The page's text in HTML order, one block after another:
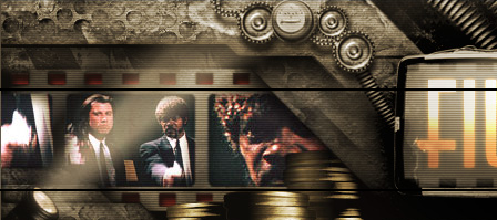
Hyppää pääsisältöön